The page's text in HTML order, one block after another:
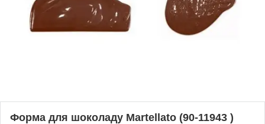
Форма для шоколаду Martellato (90-11943 )